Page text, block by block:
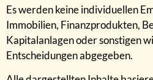
Es werden keine individuellen
Immobilien, Finanzprodukten,
Kapitalanlagen oder sonstigen
Entscheidungen abgegeben.